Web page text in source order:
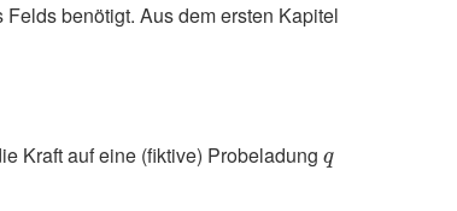
benötigt. Aus dem ersten Kapitel
Kraft auf eine (fiktive) Probeladung q
q